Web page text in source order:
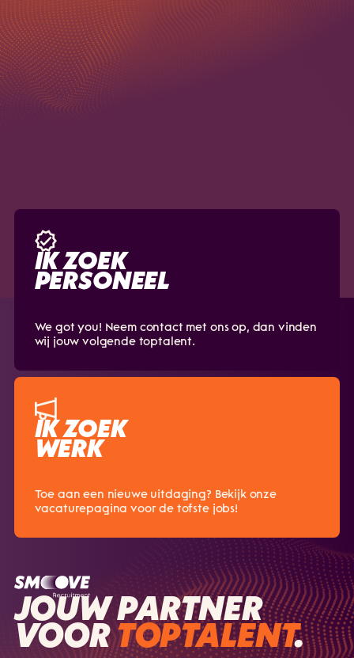
IK ZOEK
PERSONEEL
We got you! Neem contact met ons op, dan vinden
wij jouw volgende toptalent.
IK ZOEK
WERK
Toe aan een nieuwe uitdaging? Bekijk onze
vacaturepagina voor de tofste jobs!
JOUW PARTNER
VOORTOPTALENT.